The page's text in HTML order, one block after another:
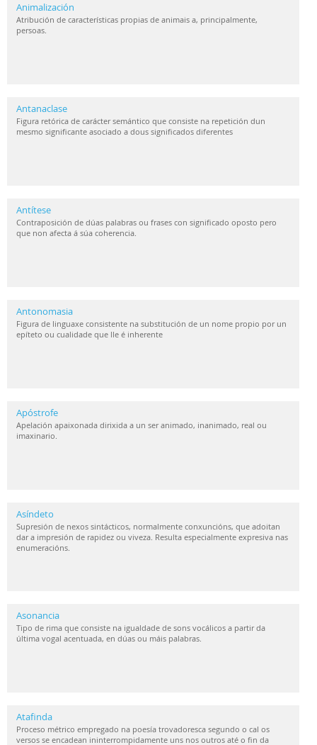
Animalización
Atribución de características propias de animais a, principalmente,
persoas.
Antanaclase
Figura retórica de carácter semántico que consiste na repetición dun
mesmo significante asociado a dous significados diferentes
Antítese
Contraposición de dúas palabras ou frases con significado oposto pero
que non afecta á súa coherencia.
Antonomasia
Figura de linguaxe consistente na substitución de un nome propio por un
epíteto ou cualidade que lle é inherente
Apóstrofe
Apelación apaixonada dirixida a un ser animado, inanimado, real ou
imaxinario.
Asíndeto
Supresión de nexos sintácticos, normalmente conxuncións, que adoitan
dar a impresión de rapidez ou viveza. Resulta especialmente expresiva nas
enumeracións.
Asonancia
Tipo de rima que consiste na igualdade de sons vocálicos a partir da
última vogal acentuada, en dúas ou máis palabras.
Atafinda
Proceso métrico empregado na poesía trovadoresca segundo o cal os
versos se encadean ininterrompidamente uns nos outros até o fin da